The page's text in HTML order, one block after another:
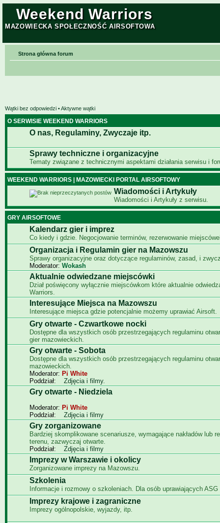
Weekend Warriors
MAZOWIECKA SPOŁECZNOŚĆ AIRSOFTOWA
Strona główna forum
Wątki bez odpowiedzi •Aktywne wątki
O SERWISIE WEEKEND WARRIORS
O nas, Regulaminy, Zwyczaje itp.
Sprawy techniczne i organizacyjne
Tematy związane z technicznymi aspektami działania serwisu i
WEEKEND WARRIORS | MAZOWIECKI PORTAL AIRSOFTOWY
Wiadomości i Artykuły
Wiadomości i Artykuły z serwisu.
GRY AIRSOFTOWE
Kalendarz gier i imprez
Co kiedy i gdzie. Negocjowanie terminów, rezerwowanie
Organizacja i Regulamin gier na Mazowszu
Sprawy organizacyjne oraz dotyczące regulaminów, zasad, i
Moderator: Wokash
Aktualnie odwiedzane miejscówki
Dział poświęcony wyłącznie miejscówkom które aktualnie
Warriors.
Interesujące Miejsca na Mazowszu
Interesujące miejsca gdzie potencjalnie możemy uprawiać Airsoft.
Gry otwarte - Czwartkowe nocki
Dostępne dla wszystkich osób przestrzegających regulaminu
gier mazowieckich.
Gry otwarte - Sobota
Dostępne dla wszystkich osób przestrzegających regulaminu
mazowieckich.
Moderator: Pi White
Poddział:
Zdjęcia i filmy.
Gry otwarte - Niedziela
Moderator: Pi White
Poddział:
Zdjęcia i filmy
Gry zorganizowane
Bardziej skomplikowane scenariusze, wymagające nakładów lub
terenu, zazwyczaj otwarte.
Poddział:
Zdjęcia i filmy
Imprezy w Warszawie i okolicy
Zorganizowane imprezy na Mazowszu.
Szkolenia
Informacje i rozmowy o szkoleniach. Dla osób uprawiających
Imprezy krajowe i zagraniczne
Imprezy ogólnopolskie, wyjazdy, itp.